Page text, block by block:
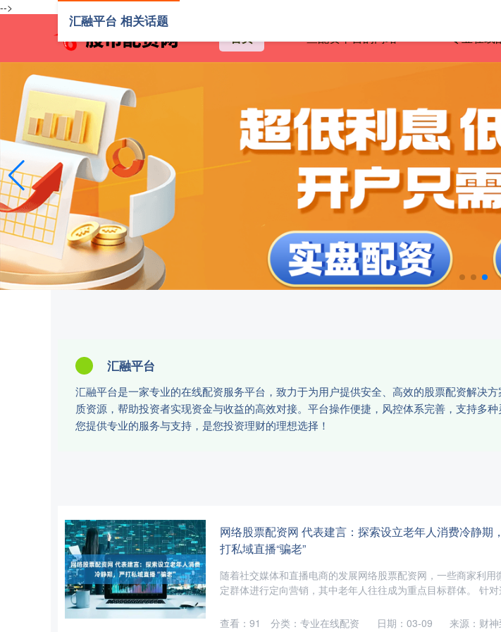
-->
首页 查配资平台的网站 专业在线
汇融平台
汇融平台是一家专业的在线配资服务平台，致力于为用户提供安全、高效的股票配资解决
质资源，帮助投资者实现资金与收益的高效对接。平台操作便捷，风控体系完善，支持多
您提供专业的服务与支持，是您投资理财的理想选择！
汇融平台 相关话题
网络股票配资网 代表建言：探索设立老年人消费冷静期
打私域直播“骗老”
随着社交媒体和直播电商的发展网络股票配资网，一些商家利
定群体进行定向营销，其中老年人往往成为重点目标群体。 针
日期：03-09 来源：财
查看： 91 分类： 专业在线配资